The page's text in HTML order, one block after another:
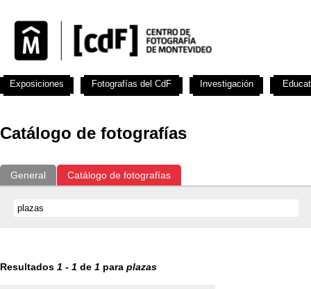
Catálogo de fotografías
General Catálogo de fotografías
Resultados 1 - 1 de 1 para plazas
Exposiciones Fotografías del CdF Investigación